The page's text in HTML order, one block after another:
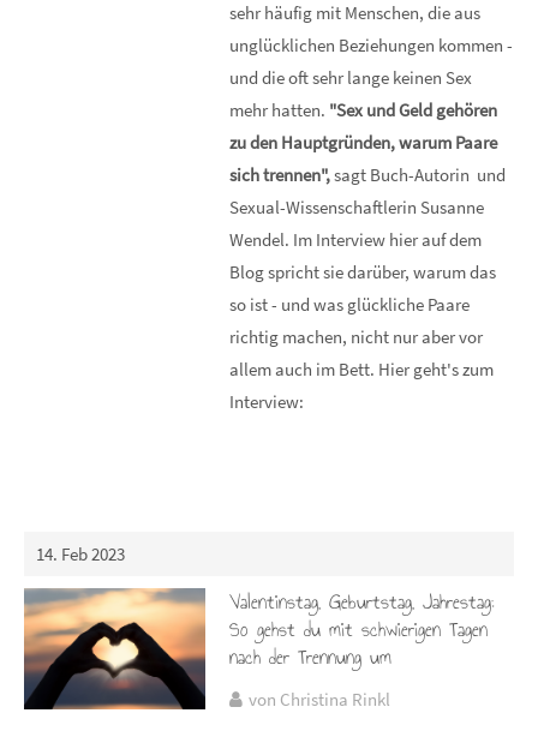
sehr häufig mit Menschen, die aus
unglücklichen Beziehungen kommen -
und die oft sehr lange keinen Sex
mehr hatten. "Sex und Geld gehören
zu den Hauptgründen, warum Paare
sich trennen",sagt Buch-Autorin und
Sexual-Wissenschaftlerin Susanne
Wendel. Im Interview hier auf dem
Blog spricht sie darüber, warum das
so ist - und was glückliche Paare
richtig machen, nicht nur aber vor
allem auch im Bett. Hier geht's zum
Interview:
14. Feb 2023
Valentinstag, Geburtstag, Jahrestag:
So gehst du mit schwierigen Tagen
nach der Trennung um
von Christina Rinkl